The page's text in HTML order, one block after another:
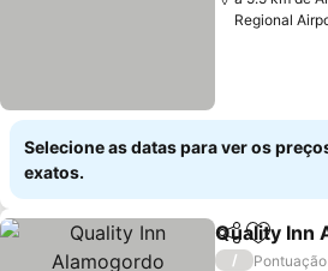
Regional
Selecione as datas para ver os
exatos.
Partilhar
Quality Inn
/